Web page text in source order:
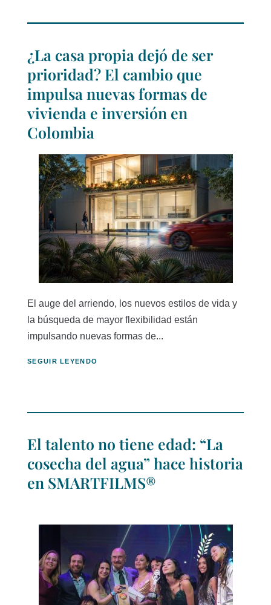
¿La casa propia dejó de ser
prioridad? El cambio que
impulsa nuevas formas de
vivienda e inversión en
Colombia
El auge del arriendo, los nuevos estilos de vida y
la búsqueda de mayor flexibilidad están
impulsando nuevas formas de...
SEGUIR LEYENDO
El talento no tiene edad: “La
cosecha del agua” hace historia
en SMARTFILMS®